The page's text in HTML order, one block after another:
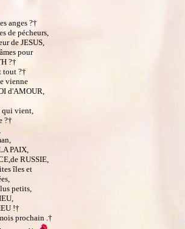
anges ?†
de pécheurs,
de JESUS,
pour
?†
tout ?†
vienne
d'AMOUR,
vient,
?†
PAIX,
RUSSIE,
îles et
petits,
!†
prochain .†